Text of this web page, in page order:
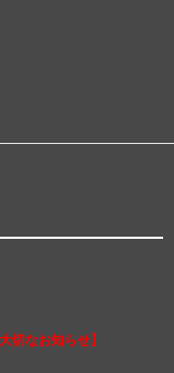
切なお知らせ】